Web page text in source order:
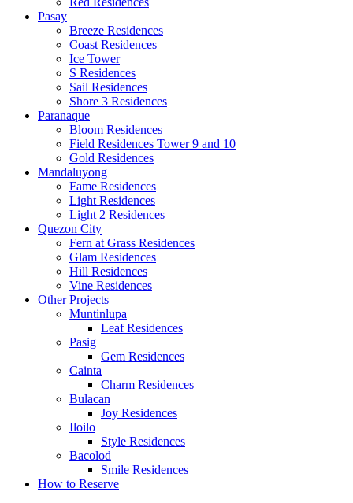
Pasay
Breeze Residences
Coast Residences
Ice Tower
S Residences
Sail Residences
Shore 3 Residences
Paranaque
Bloom Residences
Field Residences Tower 9 and 10
Gold Residences
Mandaluyong
Fame Residences
Light Residences
Light 2 Residences
Quezon City
Fern at Grass Residences
Glam Residences
Hill Residences
Vine Residences
Other Projects
Muntinlupa
Leaf Residences
Pasig
Gem Residences
Cainta
Charm Residences
Bulacan
Joy Residences
Iloilo
Style Residences
Bacolod
Smile Residences
How to Reserve